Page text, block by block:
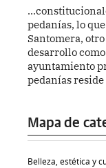
pedanías, lo
Santomera,
desarrollo
ayuntamiento
pedanías reside
Mapa de
Belleza, estética y